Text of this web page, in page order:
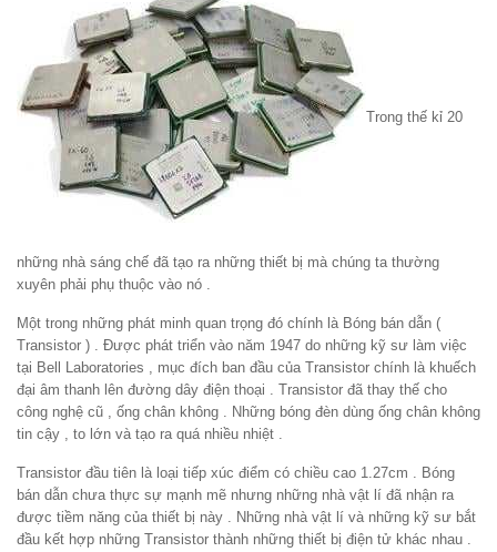
Trong thế kỉ 20
những nhà sáng chế đã tạo ra những thiết bị mà chúng ta thường
xuyên phải phụ thuộc vào nó .
Một trong những phát minh quan trọng đó chính là Bóng bán dẫn (
Transistor ) . Được phát triển vào năm 1947 do những kỹ sư làm việc
tại Bell Laboratories , mục đích ban đầu của Transistor chính là khuếch
đại âm thanh lên đường dây điện thoại . Transistor đã thay thế cho
công nghệ cũ , ống chân không . Những bóng đèn dùng ống chân không
tin cậy , to lớn và tạo ra quá nhiều nhiệt .
Transistor đầu tiên là loại tiếp xúc điểm có chiều cao 1.27cm . Bóng
bán dẫn chưa thực sự mạnh mẽ nhưng những nhà vật lí đã nhận ra
được tiềm năng của thiết bị này . Những nhà vật lí và những kỹ sư bắt
đầu kết hợp những Transistor thành những thiết bị điện tử khác nhau .